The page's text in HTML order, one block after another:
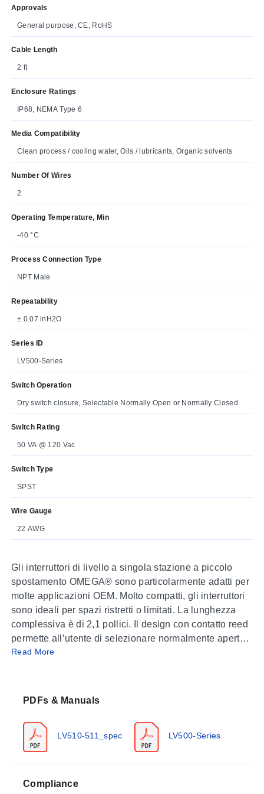
Approvals
General purpose, CE, RoHS
Cable Length
2 ft
Enclosure Ratings
IP68, NEMA Type 6
Media Compatibility
Clean process / cooling water, Oils / lubricants, Organic solvents
Number Of Wires
2
Operating Temperature, Min
-40 °C
Process Connection Type
NPT Male
Repeatability
± 0.07 inH2O
Series ID
LV500-Series
Switch Operation
Dry switch closure, Selectable Normally Open or Normally Closed
Switch Rating
50 VA @ 120 Vac
Switch Type
SPST
Wire Gauge
22 AWG
Gli interruttori di livello a singola stazione a piccolo
spostamento OMEGA® sono particolarmente adatti per
molte applicazioni OEM. Molto compatti, gli interruttori
sono ideali per spazi ristretti o limitati. La lunghezza
complessiva è di 2,1 pollici. Il design con contatto reed
permette all’utente di selezionare normalmente aperto
o normalmente chiuso semplicemente rimuovendo la
resistono all’accumulo di materiale. I materiali sono
SPECIFICHE
Precisione:
± 5 mm in acqua
Isteresi banda morta:
Read More
PDFs & Manuals
LV510-511_spec LV500-Series
Compliance